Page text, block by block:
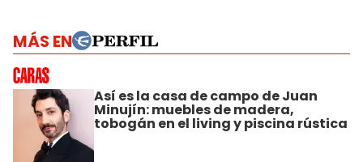
MÁS EN
Así es la casa de campo de Juan
Minujín: muebles de madera,
tobogán en el living y piscina rústica